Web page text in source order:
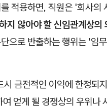
적용하면, 직원은 '회사의
지 않아야 할 신임관계상의
으로 반출하는 행위는 '임
금전적인 이익에 한정되
얻게 될 경쟁상의 우위나